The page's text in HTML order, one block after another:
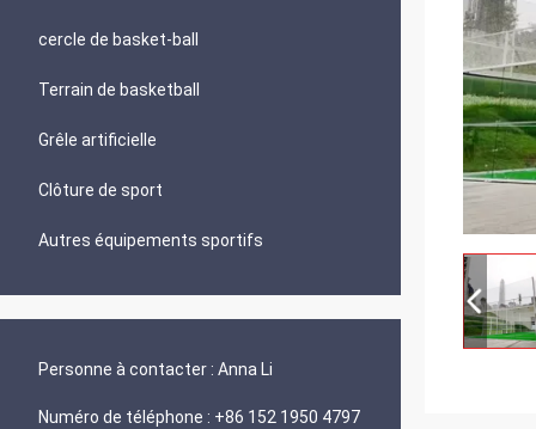
cercle de basket-ball
Terrain de basketball
Grêle artificielle
Clôture de sport
Autres équipements sportifs
Personne à contacter : Anna Li
Numéro de téléphone : +86 152 1950 4797